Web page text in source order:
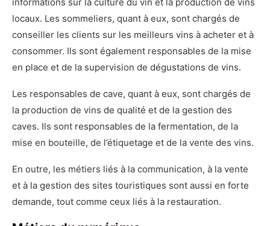
locaux. Les sommeliers, quant à eux, sont chargés de
conseiller les clients sur les meilleurs vins à acheter et à
consommer. Ils sont également responsables de la mise
en place et de la supervision de dégustations de vins.
Les responsables de cave, quant à eux, sont chargés de
la production de vins de qualité et de la gestion des
caves. Ils sont responsables de la fermentation, de la
mise en bouteille, de l’étiquetage et de la vente des vins.
En outre, les métiers liés à la communication, à la vente
et à la gestion des sites touristiques sont aussi en forte
demande, tout comme ceux liés à la restauration.